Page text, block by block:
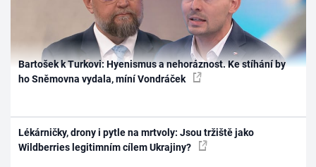
Bartošek k Turkovi: Hyenismus a nehoráznost. Ke stíhání by
ho Sněmovna vydala, míní Vondráček
Lékárničky, drony i pytle na mrtvoly: Jsou tržiště jako
Wildberries legitimním cílem Ukrajiny?